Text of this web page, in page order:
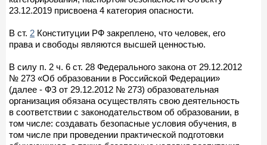
23.12.2019 присвоена 4 категория опасности.
В ст. 2 Конституции РФ закреплено, что человек, его
права и свободы являются высшей ценностью.
В силу п. 2 ч. 6 ст. 28 Федерального закона от 29.12.2012
№ 273 «Об образовании в Российской Федерации»
(далее - ФЗ от 29.12.2012 № 273) образовательная
организация обязана осуществлять свою деятельность
в соответствии с законодательством об образовании, в
том числе: создавать безопасные условия обучения, в
том числе при проведении практической подготовки